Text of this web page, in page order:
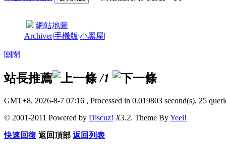
|網站地圖
Archiver|手機版|小黑屋|
關閉
站長推薦 /1
GMT+8, 2026-8-7 07:16 , Processed in 0.019803 second(s), 25
© 2001-2011 Powered by Discuz! X3.2. Theme ByYeei!
快速回復 返回頂部 返回列表